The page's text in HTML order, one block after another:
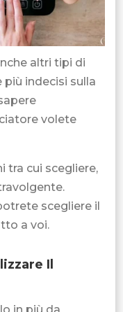
altri tipi di
indecisi sulla
volete
tra cui scegliere,
scegliere il
a voi.
Il